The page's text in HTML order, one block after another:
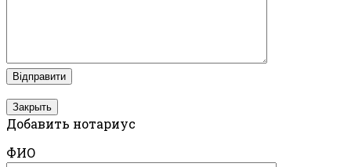
Закрыть
Добавить нотариус
ФИО